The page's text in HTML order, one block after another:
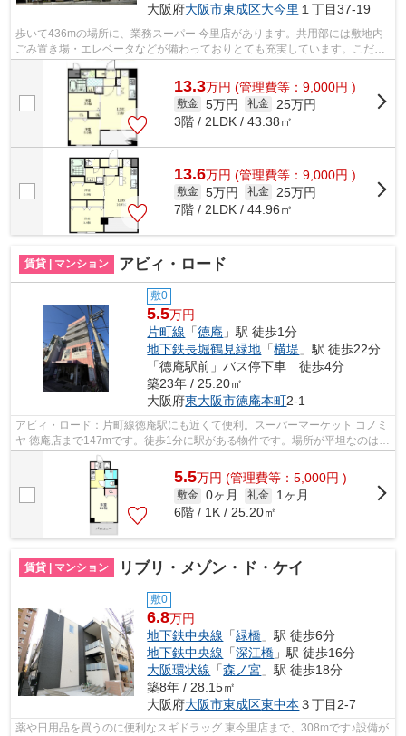
大阪府大阪市東成区大今里 １丁目37-19
歩いて436mの場所に、業務スーパー 今里店があります。共用部には敷地内
ごみ置き場・エレベータなどが備わっておりとても充実しています。こだわ
り派も満足できるデザイナーズ物件です...
13.3万円 (管理費等：9,000円 )
敷金 5万円 礼金
25万円
3階 / 2LDK / 43.38㎡
13.6万円 (管理費等：9,000円 )
敷金 5万円 礼金
25万円
7階 / 2LDK / 44.96㎡
賃貸 | マンション アビィ・ロード
敷0
5.5万円
片町線 「徳庵 」駅 徒歩1分
地下鉄長堀鶴見緑地 「横堤 」駅 徒歩22分
「徳庵駅前」バス停下車 徒歩4分
築23年 / 25.20㎡
大阪府東大阪市徳庵本町2-1
アビィ・ロード：片町線徳庵駅にも近くて便利。スーパーマーケット コノミ
ヤ 徳庵店まで147mです。徒歩1分に駅がある物件です。場所が平坦なのは、
ランニングをする上で抑えたいポイン...
5.5万円 (管理費等：5,000円 )
敷金 0ヶ月 礼金
1ヶ月
6階 / 1K / 25.20㎡
賃貸 | マンション リブリ・メゾン・ド・ケイ
敷0
6.8万円
地下鉄中央線 「緑橋 」駅 徒歩6分
地下鉄中央線 「深江橋 」駅 徒歩16分
大阪環状線 「森ノ宮 」駅 徒歩18分
築8年 / 28.15㎡
大阪府大阪市東成区東中本 ３丁目2-7
薬や日用品を買うのに便利なスギドラッグ 東今里店まで、308mです♪設備が